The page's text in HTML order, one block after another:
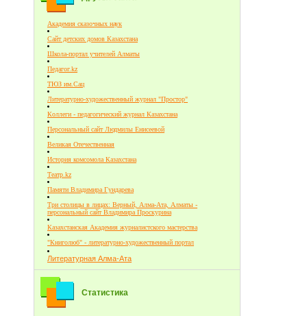
Академия сказочных наук
Сайт детских домов Казахстана
Школа-портал учителей Алматы
Педагог.kz
ТЮЗ им.Сац
Литературно-художественный журнал "Простор"
Коллеги - педагогический журнал Казахстана
Персональный сайт Людмилы Енисеевой
Великая Отечественная
История комсомола Казахстана
Театр.kz
Памяти Владимира Гундарева
Три столицы в лицах: Верный, Алма-Ата, Алматы -
персональный сайт Владимира Проскурина
Казахстанская Академия журналистского мастерства
"Книголюб" - литературно-художественный портал
Литературная Алма-Ата
Статистика